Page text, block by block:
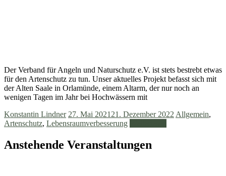
Der Verband für Angeln und Naturschutz e.V. ist stets bestrebt etwas
für den Artenschutz zu tun. Unser aktuelles Projekt befasst sich mit
der Alten Saale in Orlamünde, einem Altarm, der nur noch an
wenigen Tagen im Jahr bei Hochwässern mit
Konstantin Lindner 27. Mai 2021 21. Dezember 2022 Allgemein,
Artenschutz, Lebensraumverbesserung
Anstehende Veranstaltungen